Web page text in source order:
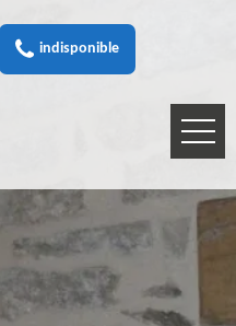
indisponible